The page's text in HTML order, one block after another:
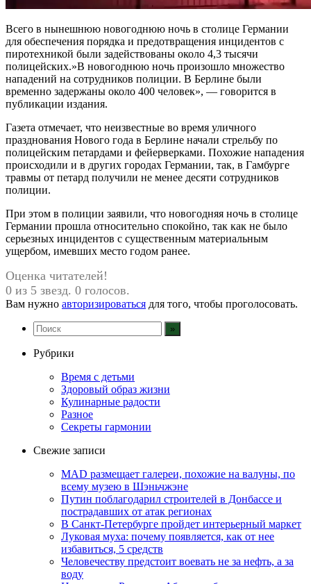
Всего в нынешнюю новогоднюю ночь в столице Германии
для обеспечения порядка и предотвращения инцидентов с
пиротехникой были задействованы около 4,3 тысячи
полицейских.»В новогоднюю ночь произошло множество
нападений на сотрудников полиции. В Берлине были
временно задержаны около 400 человек», — говорится в
публикации издания.
Газета отмечает, что неизвестные во время уличного
празднования Нового года в Берлине начали стрельбу по
полицейским петардами и фейерверками. Похожие нападения
происходили и в других городах Германии, так, в Гамбурге
травмы от петард получили не менее десяти сотрудников
полиции.
При этом в полиции заявили, что новогодняя ночь в столице
Германии прошла относительно спокойно, так как не было
серьезных инцидентов с существенным материальным
ущербом, имевших место годом ранее.
Оценка читателей!
0 из 5 звезд. 0 голосов.
Вам нужно авторизироваться для того, чтобы проголосовать.
Рубрики
Время с детьми
Здоровый образ жизни
Кулинарные радости
Разное
Секреты гармонии
Свежие записи
MAD размещает галереи, похожие на валуны, по
всему музею в Шэньчжэне
Путин поблагодарил строителей в Донбассе и
пострадавших от атак регионах
В Санкт-Петербурге пройдет интерьерный маркет
Луковая муха: почему появляется, как от нее
избавиться, 5 средств
Человечеству предстоит воевать не за нефть, а за
воду